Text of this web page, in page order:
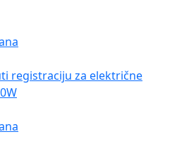
registraciju za električne